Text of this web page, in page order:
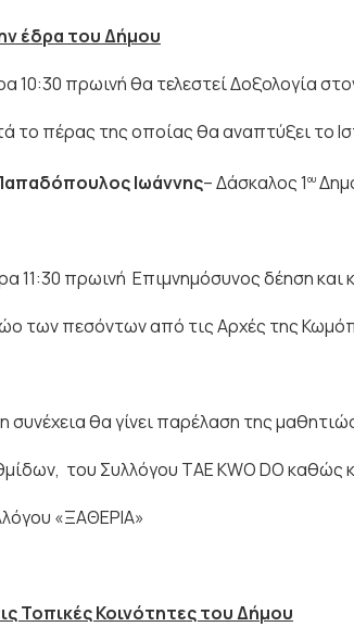
έδρα του Δήμου
10:30 πρωινή θα τελεστεί Δοξολογία
το πέρας της οποίας θα αναπτύξει το
Ιωάννης– Δάσκαλος 1ου
πρωινή Επιμνημόσυνος δέηση και
πεσόντων από τις Αρχές της
θα γίνει παρέλαση της
του Συλλόγου TAE KWO DO καθώς
«ΞΑΘΕΡΙΑ»
Τοπικές Κοινότητες του Δήμου